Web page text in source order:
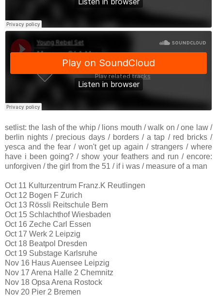
setlist: the lash of the whip / lions mouth / walk on / one law /
berlin nights / precious days / borders / a tap / red bricks /
yesca and the fear / won't get up again / strangers / where
have i been going? / show your feathers and run / encore:
unforgiven / the girl from the 51 / if i was / measure of a man
Oct 11 Kulturzentrum Franz.K Reutlingen
Oct 12 Bogen F Zurich
Oct 13 Rössli Reitschule Bern
Oct 15 Schlachthof Wiesbaden
Oct 16 Zeche Carl Essen
Oct 17 Werk 2 Leipzig
Oct 18 Beatpol Dresden
Oct 19 Substage Karlsruhe
Nov 16 Haus Auensee Leipzig
Nov 17 Arena Halle 2 Chemnitz
Nov 18 Opsa Arena Rostock
Nov 20 Pier 2 Bremen